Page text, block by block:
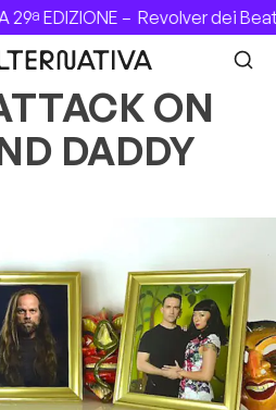
EDIZIONE –Revolver dei
ON
DADDY